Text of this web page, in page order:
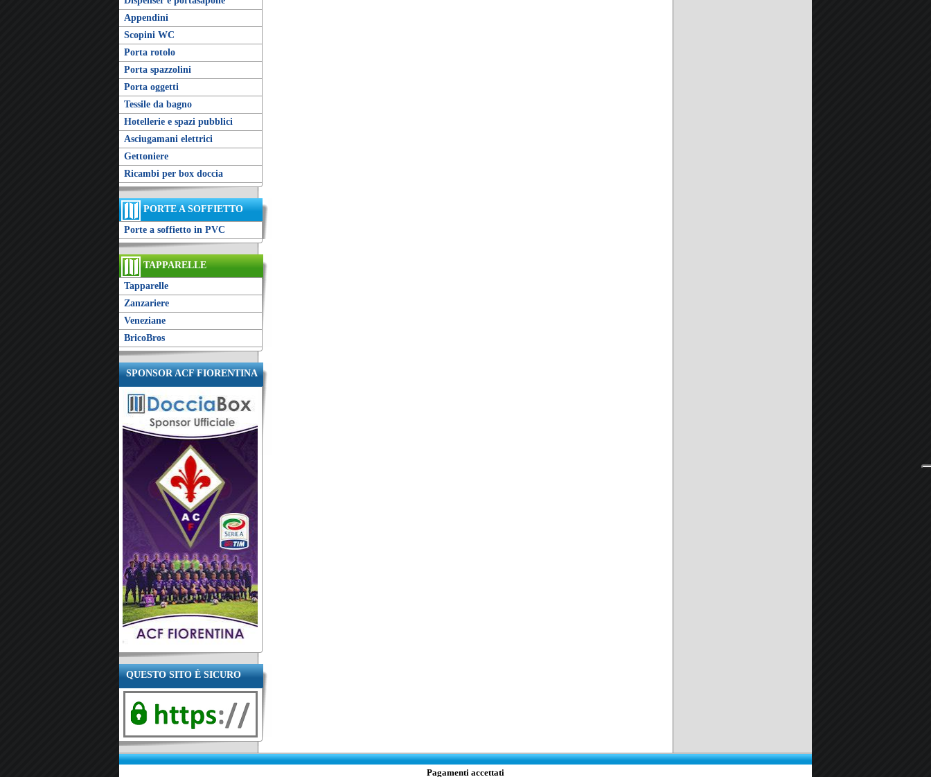
Appendini
Scopini WC
Porta rotolo
Porta spazzolini
Porta oggetti
Tessile da bagno
Hotellerie e spazi pubblici
Asciugamani elettrici
Gettoniere
Ricambi per box doccia
PORTE A SOFFIETTO
Porte a soffietto in PVC
TAPPARELLE
Tapparelle
Zanzariere
Veneziane
BricoBros
SPONSOR ACF FIORENTINA
QUESTO SITO È SICURO
Pagamenti accettati